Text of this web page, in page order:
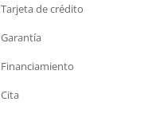
Tarjeta de crédito
Garantía
Financiamiento
Cita